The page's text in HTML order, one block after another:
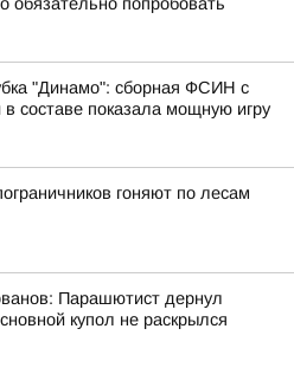
"Динамо": сборная ФСИН с
в составе показала мощную игру
гоняют по лесам
Парашютист дернул
купол не раскрылся